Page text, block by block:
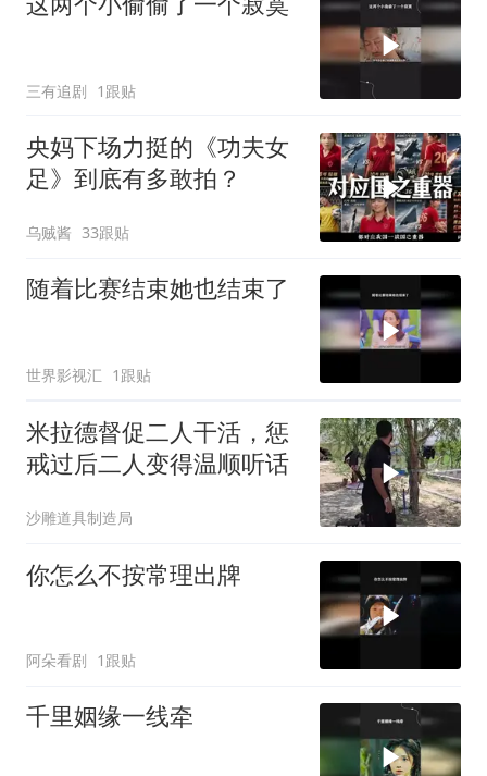
三有追剧 1跟贴
央妈下场力挺的《功夫女
足》到底有多敢拍？
乌贼酱 33跟贴
随着比赛结束她也结束了
世界影视汇 1跟贴
米拉德督促二人干活，惩
戒过后二人变得温顺听话
沙雕道具制造局
你怎么不按常理出牌
阿朵看剧 1跟贴
千里姻缘一线牵